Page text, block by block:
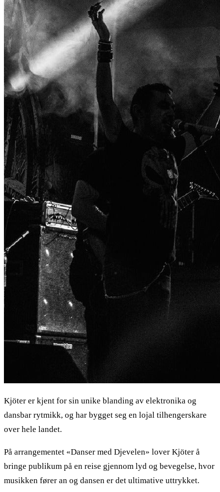
Kjöter er kjent for sin unike blanding av elektronika og
dansbar rytmikk, og har bygget seg en lojal tilhengerskare
over hele landet.
På arrangementet «Danser med Djevelen» lover Kjöter å
bringe publikum på en reise gjennom lyd og bevegelse, hvor
musikken fører an og dansen er det ultimative uttrykket.